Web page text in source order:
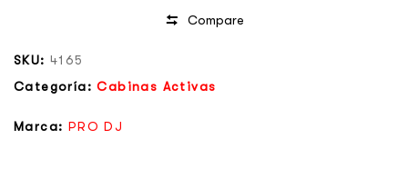
Compare
SKU: 4165
Categoría:Cabinas Activas
Marca: PRO DJ